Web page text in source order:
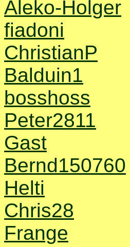
Aleko-Holger
fiadoni
ChristianP
Balduin1
bosshoss
Peter2811
Gast
Bernd150760
Helti
Chris28
Frange